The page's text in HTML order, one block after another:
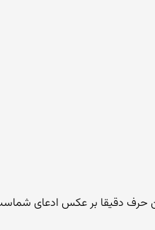
حرف دقیقا بر عکس ادعای